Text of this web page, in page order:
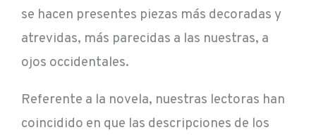
se hacen presentes piezas más decoradas y
atrevidas, más parecidas a las nuestras, a
ojos occidentales.
Referente a la novela, nuestras lectoras han
coincidido en que las descripciones de los